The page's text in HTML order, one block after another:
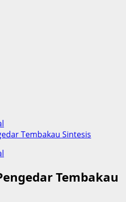
Tembakau Sintesis
Tembakau